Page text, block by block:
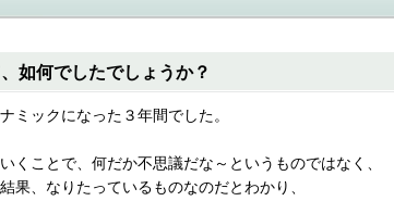
如何でしたでしょうか？
ミックになった３年間でした。
くことで、何だか不思議だな～というものではなく、
果、なりたっているものなのだとわかり、